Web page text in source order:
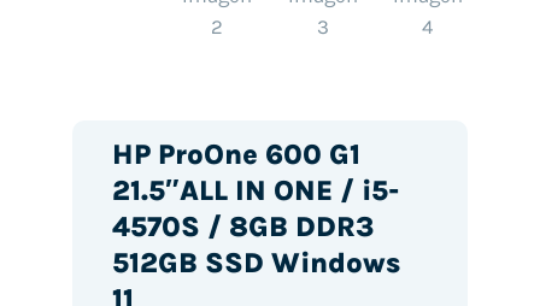
HP ProOne 600 G1
21.5″ALL IN ONE / i5-
4570S / 8GB DDR3
512GB SSD Windows
11